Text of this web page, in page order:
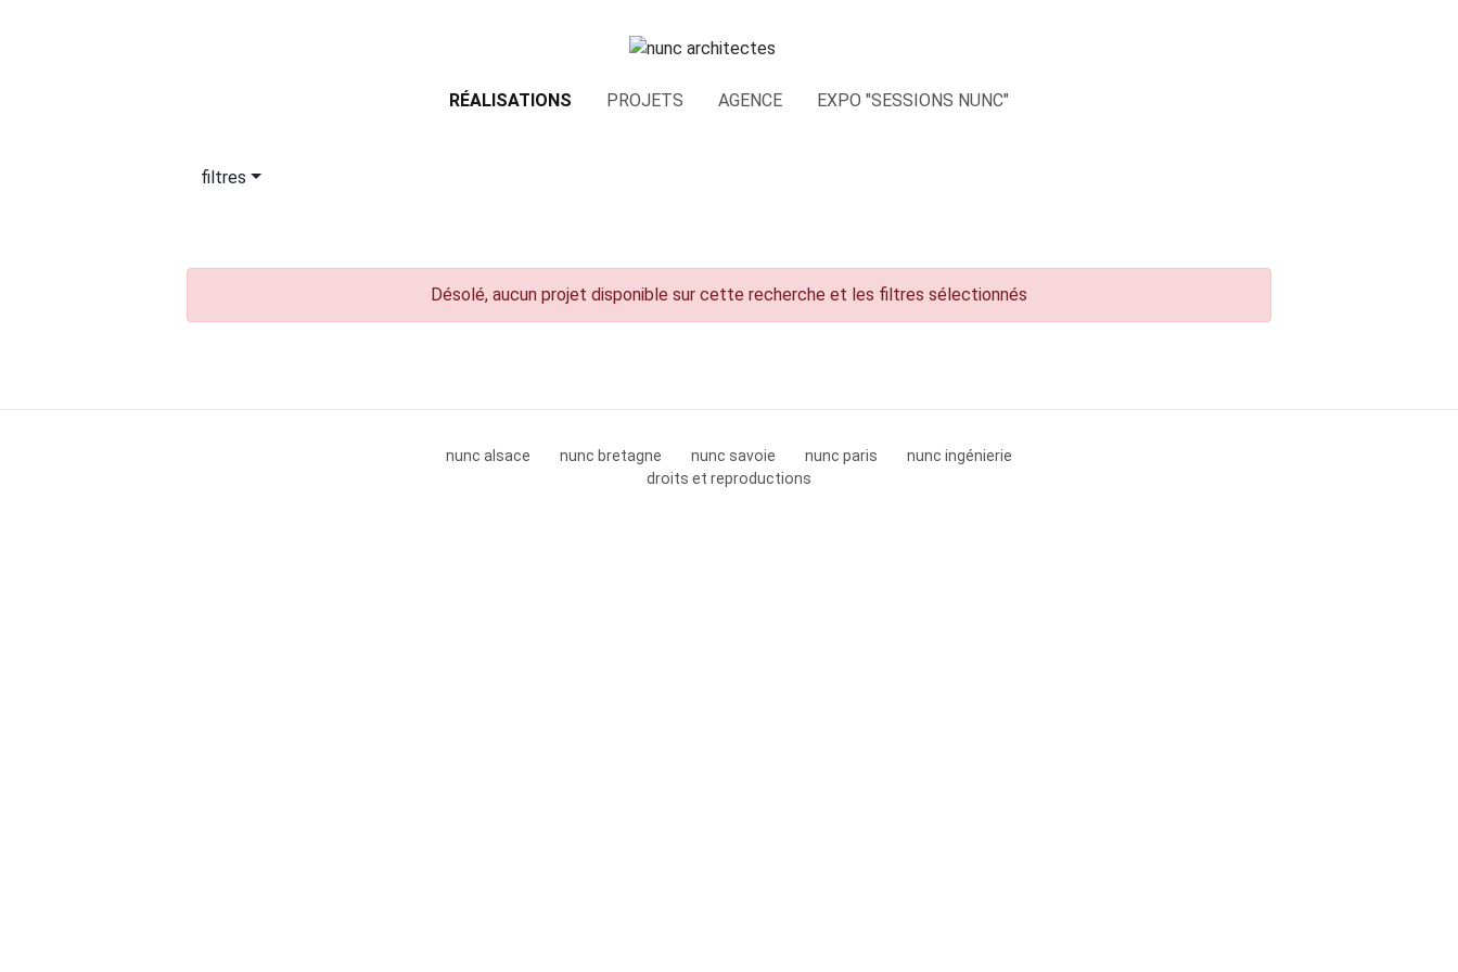
RÉALISATIONS PROJETS AGENCE EXPO "SESSIONS NUNC"
filtres
Désolé, aucun projet disponible sur cette recherche et les filtres sélectionnés
nunc alsace nunc bretagne nunc savoie nunc paris
nunc ingénierie
droits et reproductions